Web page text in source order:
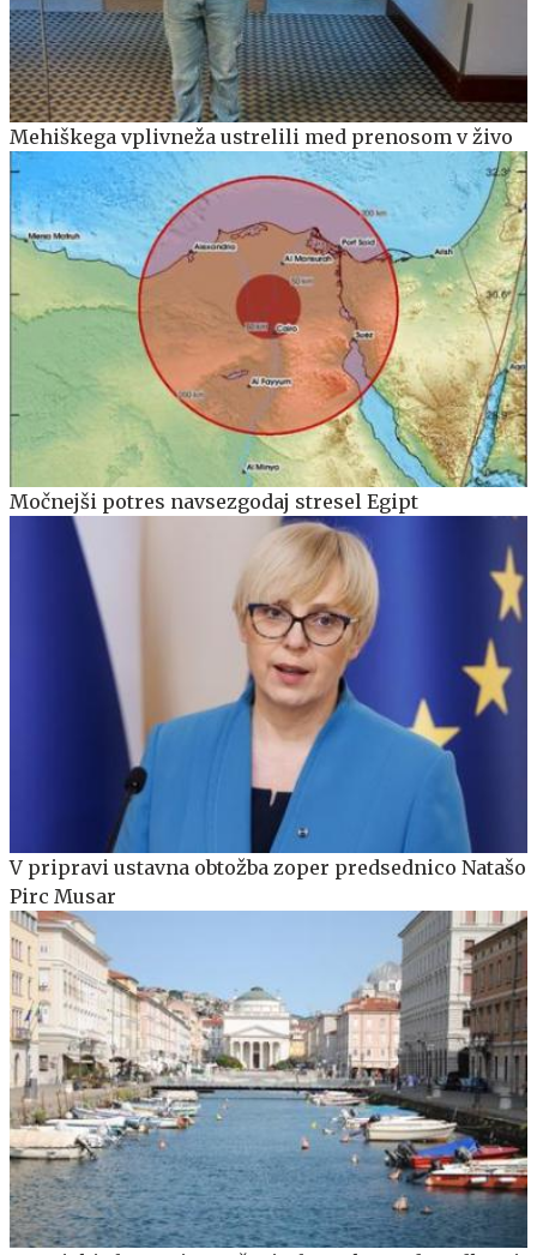
Mehiškega vplivneža ustrelili med prenosom v živo
Močnejši potres navsezgodaj stresel Egipt
V pripravi ustavna obtožba zoper predsednico Natašo
Pirc Musar